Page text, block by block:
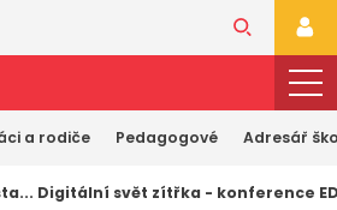
a rodiče Pedagogové Adresář
Digitální svět zítřka - konference